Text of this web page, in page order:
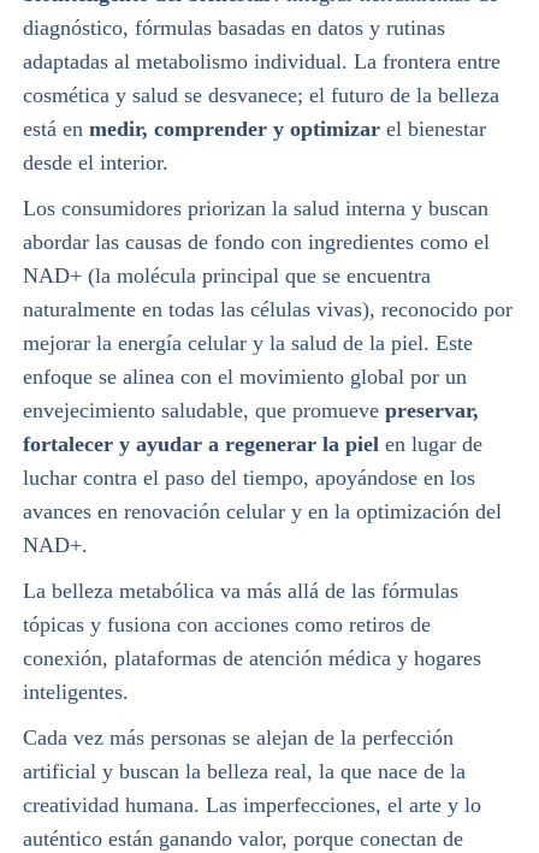
diagnóstico, fórmulas basadas en datos y rutinas
adaptadas al metabolismo individual. La frontera entre
cosmética y salud se desvanece; el futuro de la belleza
está en medir, comprender y optimizarel bienestar
desde el interior.
Los consumidores priorizan la salud interna y buscan
abordar las causas de fondo con ingredientes como el
NAD+ (la molécula principal que se encuentra
naturalmente en todas las células vivas), reconocido por
mejorar la energía celular y la salud de la piel. Este
enfoque se alinea con el movimiento global por un
envejecimiento saludable, que promueve preservar,
fortalecer y ayudar a regenerar la piel en lugar de
luchar contra el paso del tiempo, apoyándose en los
avances en renovación celular y en la optimización del
NAD+.
La belleza metabólica va más allá de las fórmulas
tópicas y fusiona con acciones como retiros de
conexión, plataformas de atención médica y hogares
inteligentes.
Cada vez más personas se alejan de la perfección
artificial y buscan la belleza real, la que nace de la
creatividad humana. Las imperfecciones, el arte y lo
auténtico están ganando valor, porque conectan de